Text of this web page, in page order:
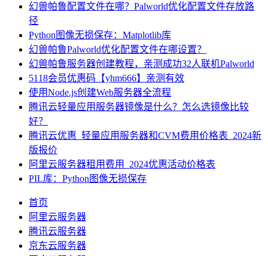
幻兽帕鲁配置文件在哪？Palworld优化配置文件存放路
径
Python图像无损保存：Matplotlib库
幻兽帕鲁Palworld优化配置文件在哪设置？
幻兽帕鲁服务器创建教程，亲测成功32人联机Palworld
5118会员优惠码【yhm666】亲测有效
使用Node.js创建Web服务器全流程
腾讯云轻量应用服务器镜像是什么？怎么选镜像比较
好？
腾讯云优惠_轻量应用服务器和CVM费用价格表_2024新
版报价
阿里云服务器租用费用_2024优惠活动价格表
PIL库：Python图像无损保存
首页
阿里云服务器
腾讯云服务器
京东云服务器